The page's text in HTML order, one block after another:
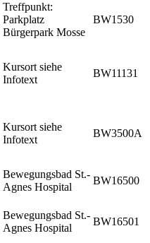
Treffpunkt:
Parkplatz
Bürgerpark Mosse
BW1530
Kursort siehe
Infotext
BW11131
Kursort siehe
Infotext
BW3500A
Bewegungsbad St.-
Agnes Hospital
BW16500
Bewegungsbad St.-
Agnes Hospital
BW16501